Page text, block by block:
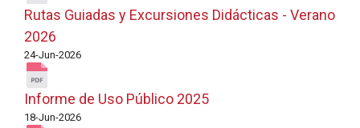
Rutas Guiadas y Excursiones Didácticas - Verano
2026
24-Jun-2026
Informe de Uso Público 2025
18-Jun-2026